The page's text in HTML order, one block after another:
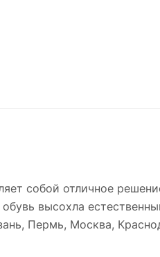
собой отличное
высохла
Пермь, Москва,